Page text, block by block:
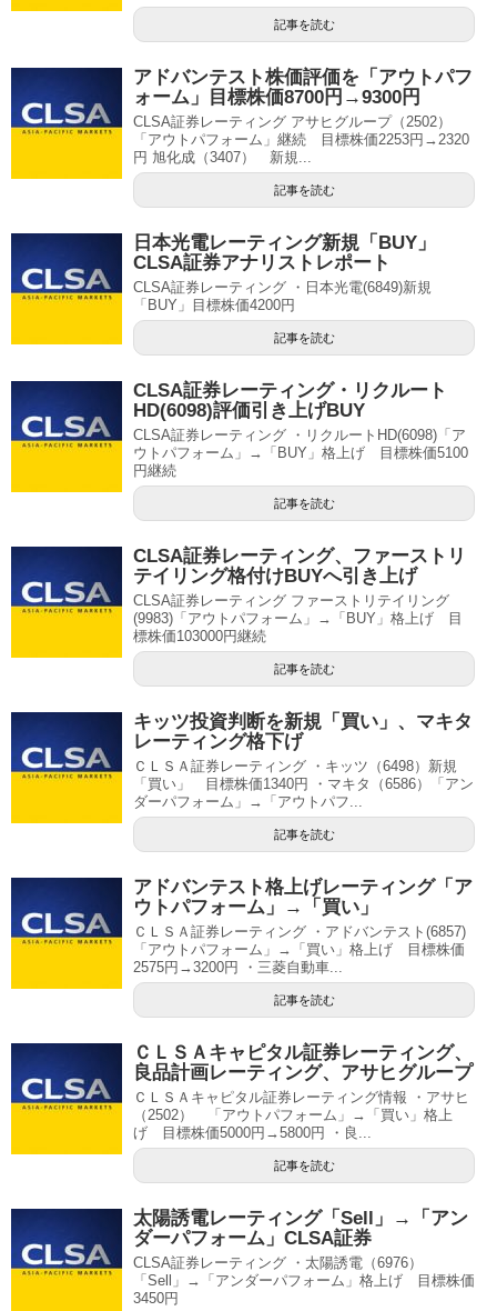
記事を読む
アドバンテスト株価評価を「アウトパフ
ォーム」目標株価8700円→9300円
CLSA証券レーティング アサヒグループ（2502）
「アウトパフォーム」継続 目標株価2253円→2320
円 旭化成（3407） 新規...
記事を読む
日本光電レーティング新規「BUY」
CLSA証券アナリストレポート
CLSA証券レーティング ・日本光電(6849)新規
「BUY」目標株価4200円
記事を読む
CLSA証券レーティング・リクルート
HD(6098)評価引き上げBUY
CLSA証券レーティング ・リクルートHD(6098)「ア
ウトパフォーム」→「BUY」格上げ 目標株価5100
円継続
記事を読む
CLSA証券レーティング、ファーストリ
テイリング格付けBUYへ引き上げ
CLSA証券レーティング ファーストリテイリング
(9983)「アウトパフォーム」→「BUY」格上げ 目
標株価103000円継続
記事を読む
キッツ投資判断を新規「買い」、マキタ
レーティング格下げ
ＣＬＳＡ証券レーティング ・キッツ（6498）新規
「買い」 目標株価1340円 ・マキタ（6586）「アン
ダーパフォーム」→「アウトパフ...
記事を読む
アドバンテスト格上げレーティング「ア
ウトパフォーム」→「買い」
ＣＬＳＡ証券レーティング ・アドバンテスト(6857)
「アウトパフォーム」→「買い」格上げ 目標株価
2575円→3200円 ・三菱自動車...
記事を読む
ＣＬＳＡキャピタル証券レーティング、
良品計画レーティング、アサヒグループ
ＣＬＳＡキャピタル証券レーティング情報 ・アサヒ
（2502） 「アウトパフォーム」→「買い」格上
げ 目標株価5000円→5800円 ・良...
記事を読む
太陽誘電レーティング「Sell」→「アン
ダーパフォーム」CLSA証券
CLSA証券レーティング ・太陽誘電（6976）
「Sell」→「アンダーパフォーム」格上げ 目標株価
3450円